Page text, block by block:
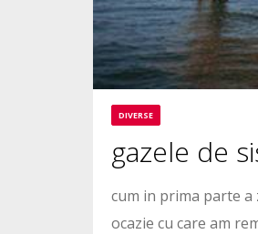
DIVERSE
gazele de
cum in prima parte a
ocazie cu care am